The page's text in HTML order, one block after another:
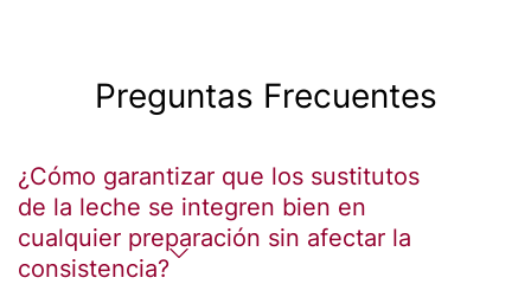
Preguntas Frecuentes
¿Cómo garantizar que los sustitutos
de la leche se integren bien en
cualquier preparación sin afectar la
consistencia?